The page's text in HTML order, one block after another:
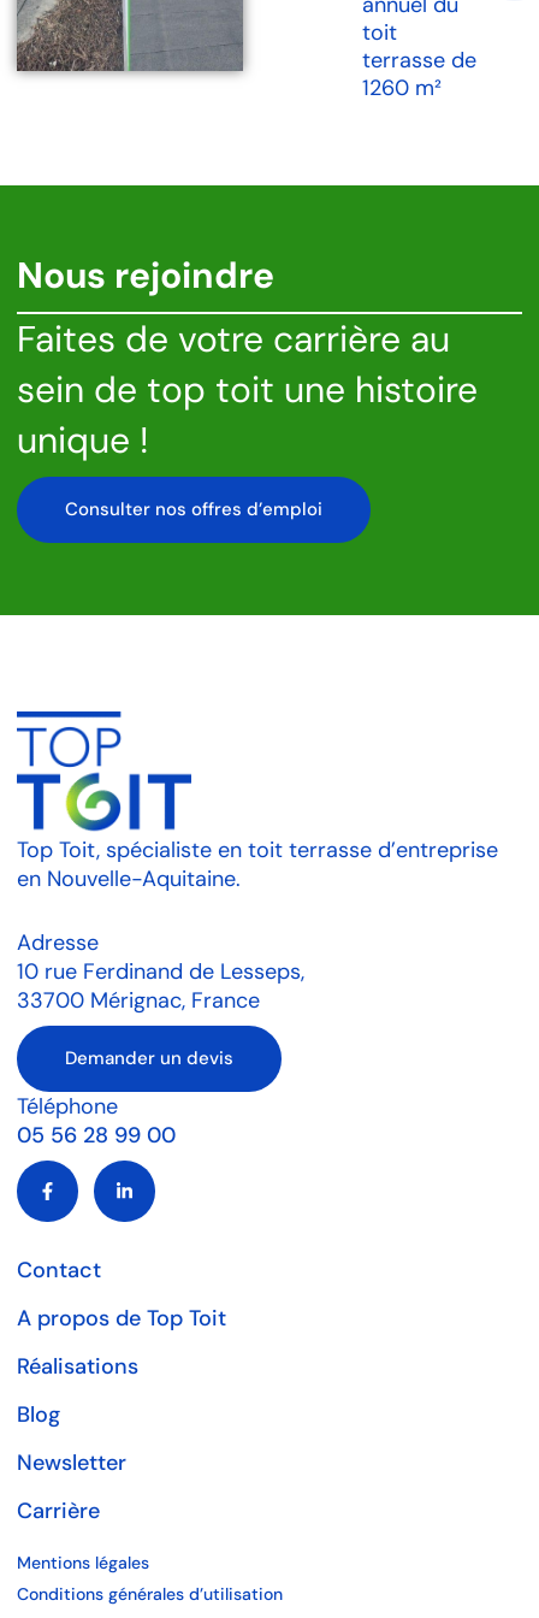
toit
terrasse de
1260 m²
Nous rejoindre
Faites de votre carrière au
sein de top toit une histoire
unique !
Consulter nos offres d’emploi
Top Toit, spécialiste en toit terrasse d’entreprise
en Nouvelle-Aquitaine.
Adresse
10 rue Ferdinand de Lesseps,
33700 Mérignac, France
Demander un devis
Téléphone
05 56 28 99 00
Contact
A propos de Top Toit
Réalisations
Blog
Newsletter
Carrière
Mentions légales
Conditions générales d’utilisation